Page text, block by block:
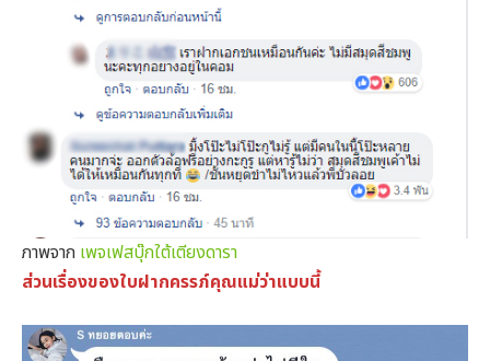
ภาพจาก เพจเฟสบุ๊กใต้เตียงดารา
ส่วนเรื่องของใบฝากครรภ์คุณแม่ว่าแบบนี้